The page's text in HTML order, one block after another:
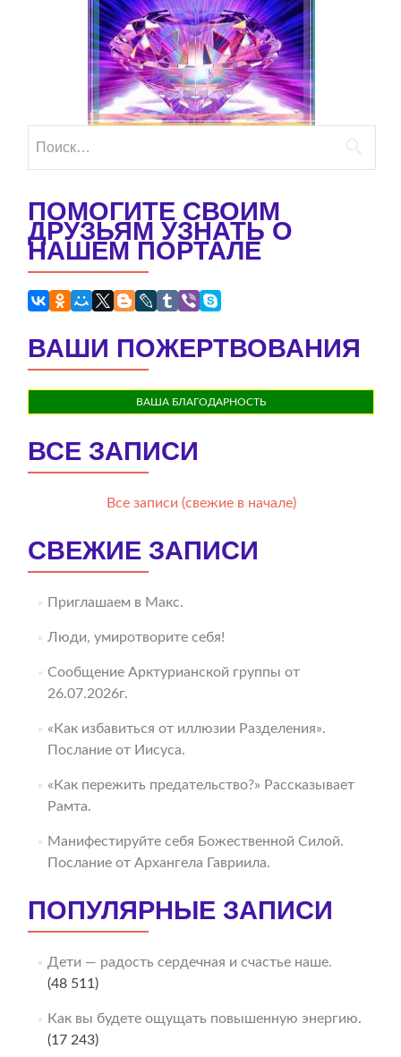
ПОМОГИТЕ СВОИМ
ДРУЗЬЯМ УЗНАТЬ О
НАШЕМ ПОРТАЛЕ
ВАШИ ПОЖЕРТВОВАНИЯ
ВАША БЛАГОДАРНОСТЬ
ВСЕ ЗАПИСИ
Все записи (свежие в начале)
СВЕЖИЕ ЗАПИСИ
Приглашаем в Макс.
Люди, умиротворите себя!
Сообщение Арктурианской группы от
26.07.2026г.
«Как избавиться от иллюзии Разделения».
Послание от Иисуса.
«Как пережить предательство?» Рассказывает
Рамта.
Манифестируйте себя Божественной Силой.
Послание от Архангела Гавриила.
ПОПУЛЯРНЫЕ ЗАПИСИ
Дети — радость сердечная и счастье наше.
(48 511)
Как вы будете ощущать повышенную энергию.
(17 243)